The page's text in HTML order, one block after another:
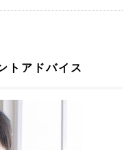
トアドバイス